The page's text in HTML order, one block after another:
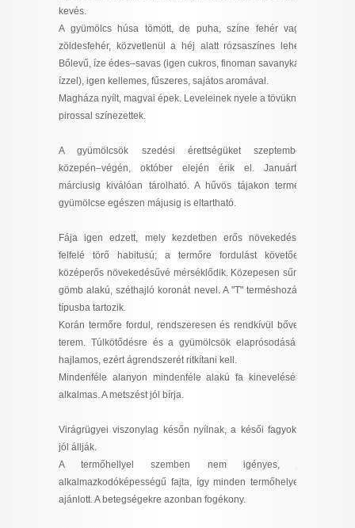
CONFIRM
kevés.
A gyümölcs húsa tömött, de puha, színe fehér vagy
zöldesfehér, közvetlenül a héj alatt rózsaszínes lehet.
Bőlevű, íze édes–savas (igen cukros, finoman savanykás
ízzel), igen kellemes, fűszeres, sajátos aromával.
Magháza nyílt, magvai épek. Leveleinek nyele a tövüknél
pirossal színezettek.
A gyümölcsök szedési érettségüket szeptember
közepén–végén, október elején érik el. Januártól
márciusig kiválóan tárolható. A hűvös tájakon termett
gyümölcse egészen májusig is eltartható.
Fája igen edzett, mely kezdetben erős növekedésű,
felfelé törő habitusú; a termőre fordulást követően
középerős növekedésűvé mérséklődik. Közepesen sűrű,
gömb alakú, széthajló koronát nevel. A "T" terméshozási
típusba tartozik.
Korán termőre fordul, rendszeresen és rendkívül bőven
terem. Túlkötődésre és a gyümölcsök elaprósodására
hajlamos, ezért ágrendszerét ritkítani kell.
Mindenféle alanyon mindenféle alakú fa kinevelésére
alkalmas. A metszést jól bírja.
Virágrügyei viszonylag későn nyílnak, a késői fagyokat
jól állják.
A termőhellyel szemben nem igényes, jó
alkalmazkodóképességű fajta, így minden termőhelyen
ajánlott. A betegségekre azonban fogékony.